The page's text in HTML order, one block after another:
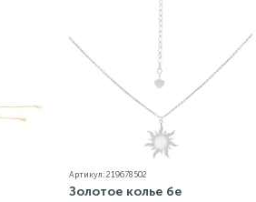
Артикул: 219678502
Золотое колье бе